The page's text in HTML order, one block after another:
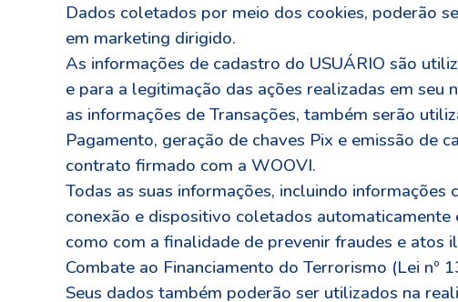
Dados coletados por meio dos cookies, poderão
em marketing dirigido.
As informações de cadastro do USUÁRIO são
e para a legitimação das ações realizadas em seu
as informações de Transações, também serão
Pagamento, geração de chaves Pix e emissão de
contrato firmado com a WOOVI.
Todas as suas informações, incluindo
conexão e dispositivo coletados
como com a finalidade de prevenir fraudes e atos
Combate ao Financiamento do Terrorismo (Lei
Seus dados também poderão ser utilizados na